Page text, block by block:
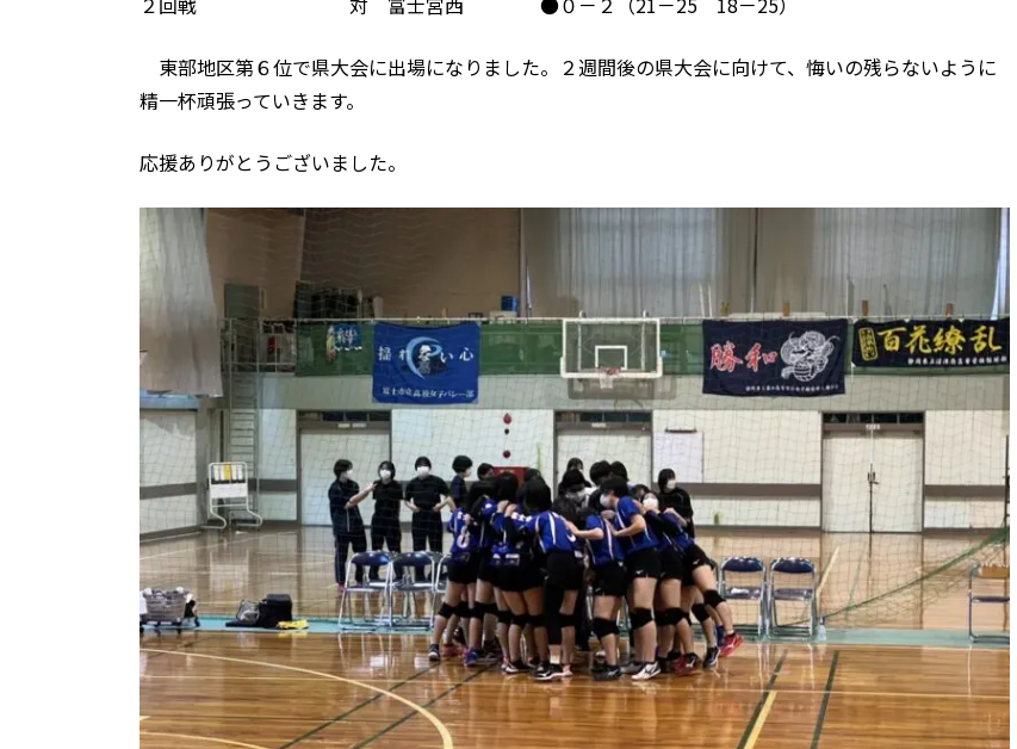
東部地区第６位で県大会に出場になりました。２週間後の県大会に向けて、悔いの残らないように
精一杯頑張っていきます。
応援ありがとうございました。